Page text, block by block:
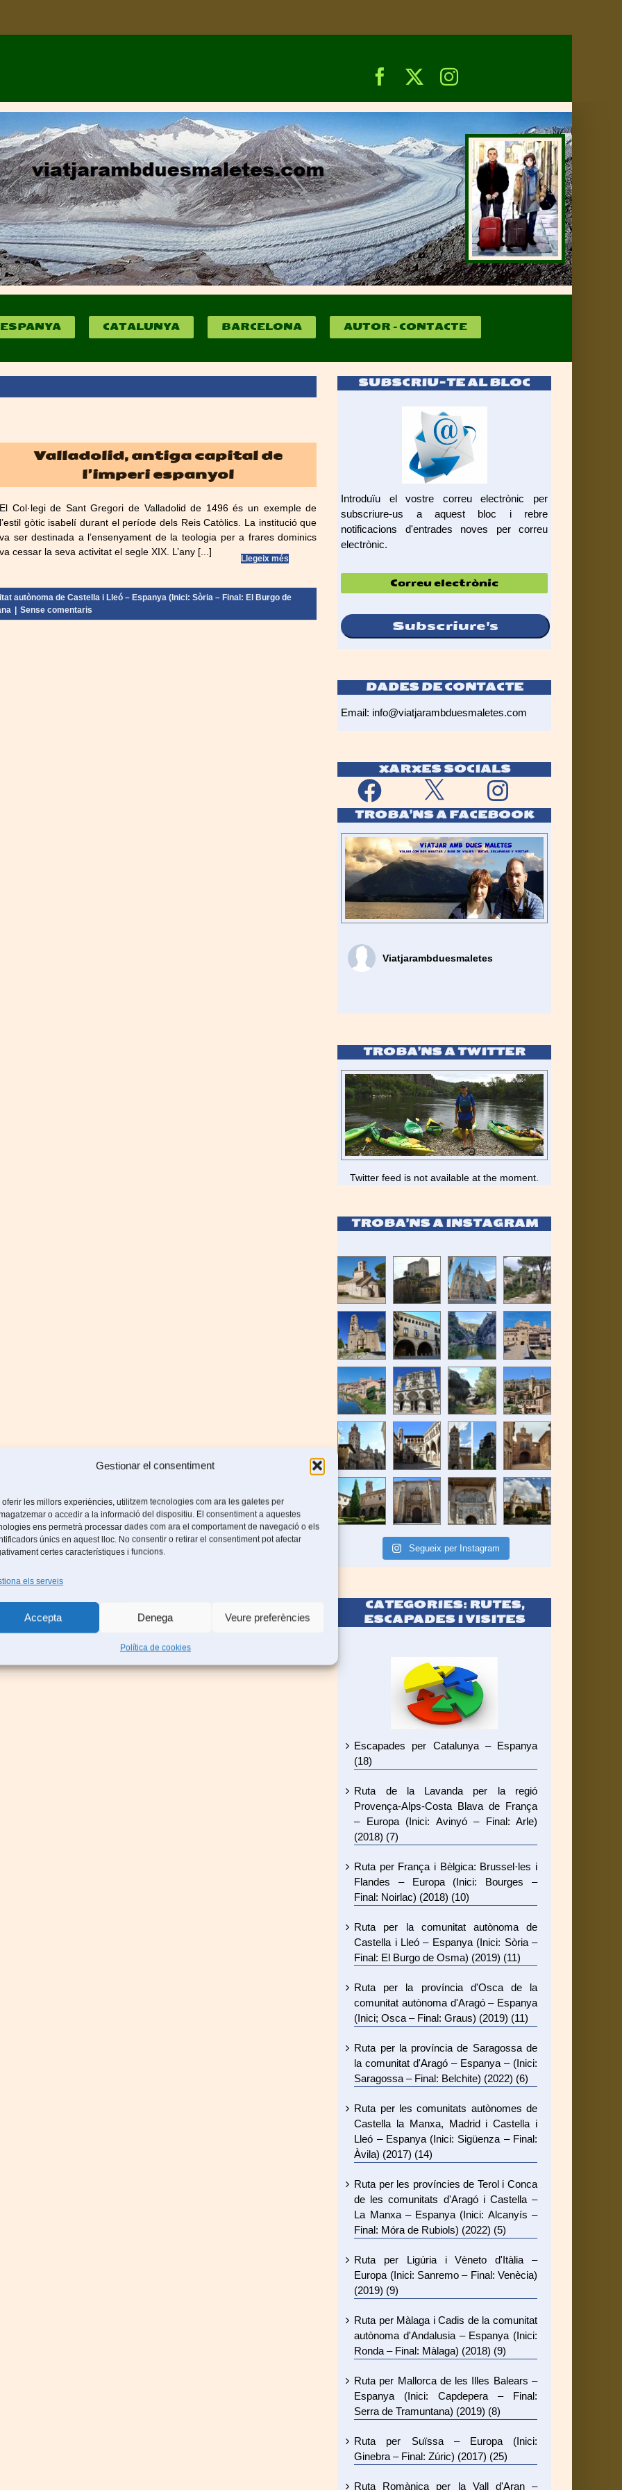
Gestionar el consentiment
oferir les millors experiències, utilitzem tecnologies com ara les galetes per
o accedir a la informació del dispositiu. El consentiment a aquestes
ens permetrà processar dades com ara el comportament de navegació o els
únics en aquest lloc. No consentir o retirar el consentiment pot afectar
certes característiques i funcions.
els serveis
Accepta Denega Veure preferències
Política de cookies
ESPANYA CATALUNYA BARCELONA AUTOR – CONTACTE
Valladolid, antiga capital de
l’imperi espanyol
El Col·legi de Sant Gregori de Valladolid de 1496 és un exemple de
l’estil gòtic isabelí durant el període dels Reis Catòlics. La institució que
va ser destinada a l’ensenyament de la teologia per a frares dominics
va cessar la seva activitat el segle XIX. L’any [...]
autònoma de Castella i Lleó – Espanya (Inici: Sòria – Final: El Burgo de
Sense comentaris
Llegeix més
SUBSCRIU-TE AL BLOC
Introduïu el vostre correu electrònic per
subscriure-us a aquest bloc i rebre
notificacions d'entrades noves per correu
electrònic.
electrònic
Subscriure's
DADES DE CONTACTE
Email: info@viatjarambduesmaletes.com
XARXES SOCIALS
Facebook
TROBA’NS A FACEBOOK
Viatjarambduesmaletes
TROBA’NS A TWITTER
Twitter feed is not available at the moment.
TROBA’NS A INSTAGRAM
Segueix per Instagram
CATEGORIES: RUTES,
ESCAPADES I VISITES
Escapades per Catalunya – Espanya
(18)
Ruta de la Lavanda per la regió
Provença-Alps-Costa Blava de França
– Europa (Inici: Avinyó – Final: Arle)
(2018) (7)
Ruta per França i Bèlgica: Brussel·les i
Flandes – Europa (Inici: Bourges –
Final: Noirlac) (2018) (10)
Ruta per la comunitat autònoma de
Castella i Lleó – Espanya (Inici: Sòria –
Final: El Burgo de Osma) (2019) (11)
Ruta per la província d'Osca de la
comunitat autònoma d'Aragó – Espanya
(Inici; Osca – Final: Graus) (2019) (11)
Ruta per la província de Saragossa de
la comunitat d'Aragó – Espanya – (Inici:
Saragossa – Final: Belchite) (2022) (6)
Ruta per les comunitats autònomes de
Castella la Manxa, Madrid i Castella i
Lleó – Espanya (Inici: Sigüenza – Final:
Àvila) (2017) (14)
Ruta per les províncies de Terol i Conca
de les comunitats d'Aragó i Castella –
La Manxa – Espanya (Inici: Alcanyís –
Final: Móra de Rubiols) (2022) (5)
Ruta per Ligúria i Vèneto d'Itàlia –
Europa (Inici: Sanremo – Final: Venècia)
(2019) (9)
Ruta per Màlaga i Cadis de la comunitat
autònoma d'Andalusia – Espanya (Inici:
Ronda – Final: Màlaga) (2018) (9)
Ruta per Mallorca de les Illes Balears –
Espanya (Inici: Capdepera – Final:
Serra de Tramuntana) (2019) (8)
Ruta per Suïssa – Europa (Inici:
Ginebra – Final: Zúric) (2017) (25)
Ruta Romànica per la Vall d'Aran –